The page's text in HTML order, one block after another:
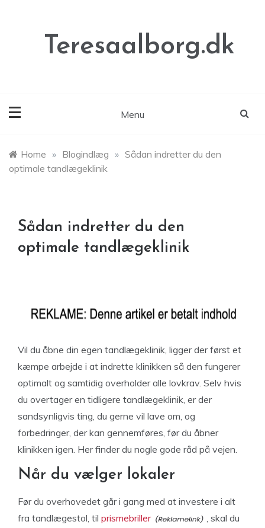
Teresaalborg.dk
Menu
Home » Blogindlæg » Sådan indretter du den
optimale tandlægeklinik
Sådan indretter du den
optimale tandlægeklinik
Vil du åbne din egen tandlægeklinik, ligger der først et
kæmpe arbejde i at indrette klinikken så den fungerer
optimalt og samtidig overholder alle lovkrav. Selv hvis
du overtager en tidligere tandlægeklinik, er der
sandsynligvis ting, du gerne vil lave om, og
forbedringer, der kan gennemføres, før du åbner
klinikken igen. Her finder du nogle gode råd på vejen.
Når du vælger lokaler
Før du overhovedet går i gang med at investere i alt
fra tandlægestol, til prismebriller
, skal du